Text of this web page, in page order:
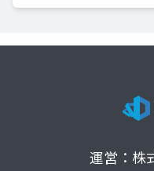
運営：株